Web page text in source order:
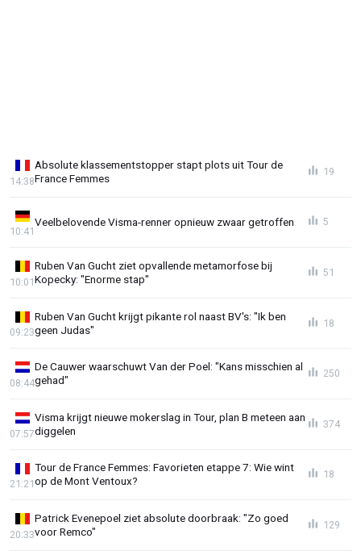
Absolute klassementstopper stapt plots uit Tour de
France Femmes
14:38
19
Veelbelovende Visma-renner opnieuw zwaar getroffen
10:41
5
Ruben Van Gucht ziet opvallende metamorfose bij
Kopecky: "Enorme stap"
10:01
51
Ruben Van Gucht krijgt pikante rol naast BV's: "Ik ben
geen Judas"
09:23
18
De Cauwer waarschuwt Van der Poel: "Kans misschien al
gehad"
08:44
250
Visma krijgt nieuwe mokerslag in Tour, plan B meteen aan
diggelen
07:57
374
Tour de France Femmes: Favorieten etappe 7: Wie wint
op de Mont Ventoux?
21:21
18
Patrick Evenepoel ziet absolute doorbraak: "Zo goed
voor Remco"
20:33
129